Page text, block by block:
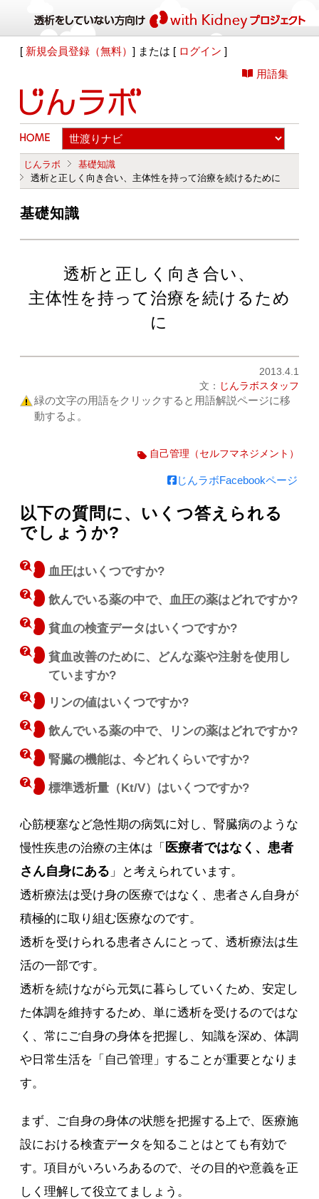
[ 新規会員登録（無料）] または [ ログイン ]
用語集
じんラボ
基礎知識
透析と正しく向き合い、主体性を持って治療を続けるために
基礎知識
透析と正しく向き合い、
主体性を持って治療を続けるため
に
2013.4.1
文： じんラボスタッフ
緑の文字の用語をクリックすると用語解説ページに移
動するよ。
自己管理（セルフマネジメント）
じんラボFacebookページ
以下の質問に、いくつ答えられる
でしょうか?
血圧はいくつですか?
飲んでいる薬の中で、血圧の薬はどれですか?
貧血の検査データはいくつですか?
貧血改善のために、どんな薬や注射を使用し
ていますか?
リンの値はいくつですか?
飲んでいる薬の中で、リンの薬はどれですか?
腎臓の機能は、今どれくらいですか?
標準透析量（Kt/V）はいくつですか?
心筋梗塞など急性期の病気に対し、腎臓病のような
慢性疾患の治療の主体は「 医療者ではなく、患者
さん自身にある 」と考えられています。
透析療法は受け身の医療ではなく、患者さん自身が
積極的に取り組む医療なのです。
透析を受けられる患者さんにとって、透析療法は生
活の一部です。
透析を続けながら元気に暮らしていくため、安定し
た体調を維持するため、単に透析を受けるのではな
く、常にご自身の身体を把握し、知識を深め、体調
や日常生活を「自己管理」することが重要となりま
す。
まず、ご自身の身体の状態を把握する上で、医療施
設における検査データを知ることはとても有効で
す。項目がいろいろあるので、その目的や意義を正
しく理解して役立てましょう。